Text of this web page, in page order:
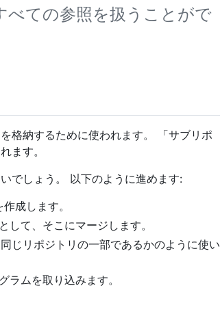
べての参照を扱うことがで
格納するために使われます。 「サブリポ
ます。
でしょう。 以下のように進めます:
成します。
して、そこにマージします。
じリポジトリの一部であるかのように使い
ラムを取り込みます。